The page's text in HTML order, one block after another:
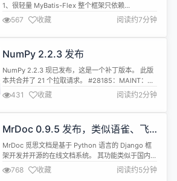
1、很轻量 MyBatis-Flex 整个框架只依赖
MyBatis，再无其他任何第三方依赖。 2、只增强
MyBatis-Flex 支持 CRUD、分页查询、多表查询、
批量操作，但不丢失 MyBatis 原有的任何功能。 3、
许...
567 收藏 阅读约7分钟
NumPy 2.2.3 发布
NumPy 2.2.3 现已发布，这是一个补丁版本。 此版
本共合并了 21 个拉取请求。 #28185：MAINT：为
进一步开发准备 2.2.x #28201：BUG：在稳定分支
上以更小的方式修复数据竞争 #28208：BUG：修复
huge pads 的from_float_positional错误
431 收藏 阅读约2分钟
MrDoc 0.9.5 发布，类似语雀、飞
书的开源在线文档和知识库系统
MrDoc 觅思文档是基于 Python 语言的 Django 框
架开发并开源的在线文档系统。 其功能类似于国内的
语雀平台、看云平台、为知笔记和飞书文档，国外的
GitBook 平台。 如果你在寻找可私有化部署的在线
768 收藏 阅读约5分钟